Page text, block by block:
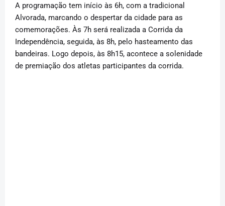
A programação tem início às 6h, com a tradicional
Alvorada, marcando o despertar da cidade para as
comemorações. Às 7h será realizada a Corrida da
Independência, seguida, às 8h, pelo hasteamento das
bandeiras. Logo depois, às 8h15, acontece a solenidade
de premiação dos atletas participantes da corrida.